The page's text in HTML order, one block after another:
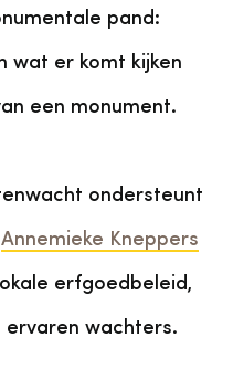
pand:
wat er komt kijken
een monument.
ondersteunt
Annemieke Kneppers
erfgoedbeleid,
ervaren wachters.